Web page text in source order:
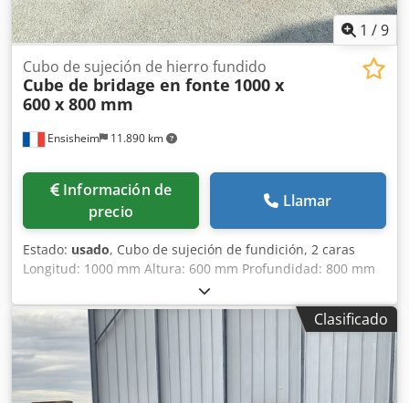
1 /9
Ensisheim 11.890 km
Cubo de sujeción de hierro fundido
Cube de bridage en fonte 1000 x
600 x 800 mm
Información de
precio
Llamar
Estado: usado, Cubo de sujeción de fundición, 2 caras
Longitud: 1000 mm Altura: 600 mm Profundidad: 800 mm
Dimensiones de ranuras en T: 38 x 22 mm Dkedpfx Alozmw
S Ieajr Peso: aprox. 600 kg
Clasificado